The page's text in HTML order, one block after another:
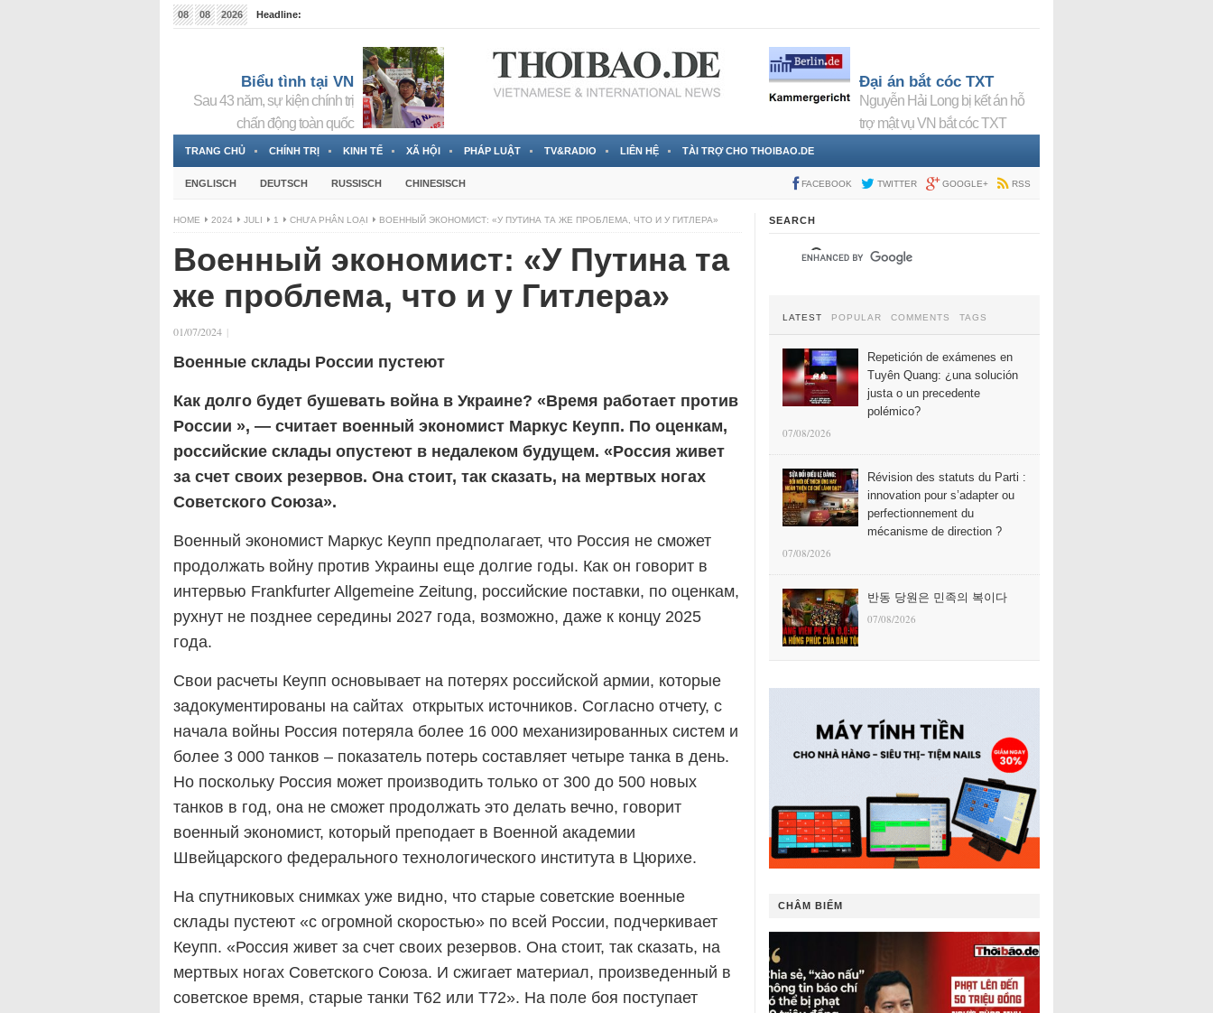
08 08 2026
Headline:
Biểu tình tại VN
Sau 43 năm, sự kiện chính trị
chấn động toàn quốc
Đại án bắt cóc TXT
Nguyễn Hải Long bị kết án hỗ
trợ mật vụ VN bắt cóc TXT
TRANG CHỦ CHÍNH TRỊ KINH TẾ XÃ HỘI PHÁP LUẬT TV&RADIO LIÊN HỆ TÀI TRỢ CHO THOIBAO.DE
ENGLISCH DEUTSCH RUSSISCH CHINESISCH FACEBOOK TWITTER GOOGLE+ RSS
HOME 2024 JULI 1 CHƯA PHÂN LOẠI ВОЕННЫЙ ЭКОНОМИСТ: «У ПУТИНА ТА ЖЕ ПРОБЛЕМА, ЧТО И У ГИТЛЕРА»
Военный экономист: «У Путина та
же проблема, что и у Гитлера»
01/07/2024 |
Военные склады России пустеют
Как долго будет бушевать война в Украине? «Время работает против
России », — считает военный экономист Маркус Кеупп. По оценкам,
российские склады опустеют в недалеком будущем. «Россия живет
за счет своих резервов. Она стоит, так сказать, на мертвых ногах
Советского Союза».
Военный экономист Маркус Кеупп предполагает, что Россия не сможет
продолжать войну против Украины еще долгие годы. Как он говорит в
интервью Frankfurter Allgemeine Zeitung, российские поставки, по оценкам,
рухнут не позднее середины 2027 года, возможно, даже к концу 2025
года.
Свои расчеты Кеупп основывает на потерях российской армии, которые
задокументированы на сайтах открытых источников. Согласно отчету, с
начала войны Россия потеряла более 16 000 механизированных систем и
более 3 000 танков – показатель потерь составляет четыре танка в день.
Но поскольку Россия может производить только от 300 до 500 новых
танков в год, она не сможет продолжать это делать вечно, говорит
военный экономист, который преподает в Военной академии
Швейцарского федерального технологического института в Цюрихе.
На спутниковых снимках уже видно, что старые советские военные
склады пустеют «с огромной скоростью» по всей России, подчеркивает
Кеупп. «Россия живет за счет своих резервов. Она стоит, так сказать, на
мертвых ногах Советского Союза. И сжигает материал, произведенный в
советское время, старые танки Т62 или Т72». На поле боя поступает
SEARCH
LATEST POPULAR COMMENTS TAGS
Repetición de exámenes en
Tuyên Quang: ¿una solución
justa o un precedente
polémico?
07/08/2026
Révision des statuts du Parti :
innovation pour s’adapter ou
perfectionnement du
mécanisme de direction ?
07/08/2026
반동 당원은 민족의 복이다
07/08/2026
CHÂM BIẾM